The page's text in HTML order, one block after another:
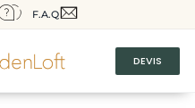
F.A.Q
DEVIS